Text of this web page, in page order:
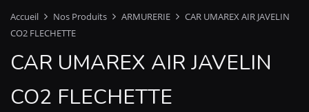
Accueil Nos Produits ARMURERIE
CAR UMAREX AIR JAVELIN
CO2 FLECHETTE
CAR UMAREX AIR JAVELIN
CO2 FLECHETTE